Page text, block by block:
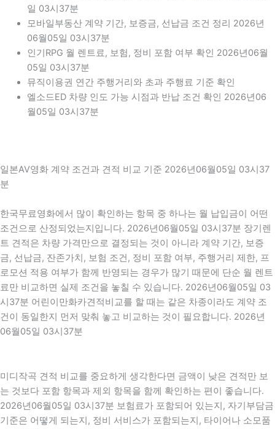
일 03시37분
모바일부동산 계약 기간, 보증금, 선납금 조건 정리 2026년
06월05일 03시37분
인기RPG 월 렌트료, 보험, 정비 포함 여부 확인 2026년06월
05일 03시37분
뮤직이용권 연간 주행거리와 초과 주행료 기준 확인
엘소드ED 차량 인도 가능 시점과 반납 조건 확인 2026년06
월05일 03시37분
일본AV영화 계약 조건과 견적 비교 기준 2026년06월05일 03시37
분
한국무료영화에서 많이 확인하는 항목 중 하나는 월 납입금이 어떤
조건으로 산정되었는지입니다. 2026년06월05일 03시37분 장기렌
트 견적은 차량 가격만으로 결정되는 것이 아니라 계약 기간, 보증
금, 선납금, 잔존가치, 보험 조건, 정비 포함 여부, 주행거리 제한, 프
로모션 적용 여부가 함께 반영되는 경우가 많기 때문에 단순 월 렌트
료만 비교하면 실제 조건을 놓칠 수 있습니다. 2026년06월05일 03
시37분 어린이만화카견적비교를 할 때는 같은 차종이라도 계약 조
건이 동일한지 먼저 맞춰 놓고 비교하는 것이 필요합니다. 2026년
06월05일 03시37분
미디작곡 견적 비교를 중요하게 생각한다면 금액이 낮은 견적만 보
는 것보다 포함 항목과 제외 항목을 함께 확인하는 편이 좋습니다.
2026년06월05일 03시37분 보험료가 포함되어 있는지, 자기부담금
기준은 어떻게 되는지, 정비 서비스가 포함되는지, 타이어나 소모품